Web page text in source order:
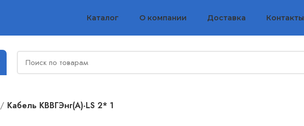
Каталог О компании Доставка Контакты
Кабель КВВГЭнг(А)-LS 2* 1